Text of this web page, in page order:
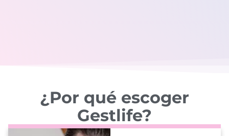
¿Por qué escoger
Gestlife?